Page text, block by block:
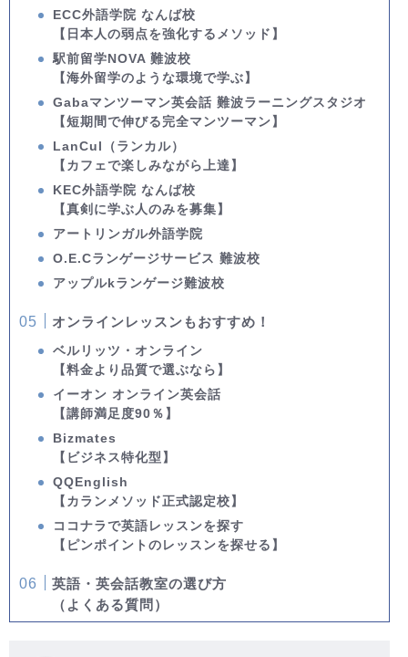
ECC外語学院 なんば校
【日本人の弱点を強化するメソッド】
駅前留学NOVA 難波校
【海外留学のような環境で学ぶ】
Gabaマンツーマン英会話 難波ラーニングスタジオ
【短期間で伸びる完全マンツーマン】
LanCul（ランカル）
【カフェで楽しみながら上達】
KEC外語学院 なんば校
【真剣に学ぶ人のみを募集】
アートリンガル外語学院
O.E.Cランゲージサービス 難波校
アップルkランゲージ難波校
オンラインレッスンもおすすめ！
ベルリッツ・オンライン
【料金より品質で選ぶなら】
イーオン オンライン英会話
【講師満足度90％】
Bizmates
【ビジネス特化型】
QQEnglish
【カランメソッド正式認定校】
ココナラで英語レッスンを探す
【ピンポイントのレッスンを探せる】
英語・英会話教室の選び方
（よくある質問）